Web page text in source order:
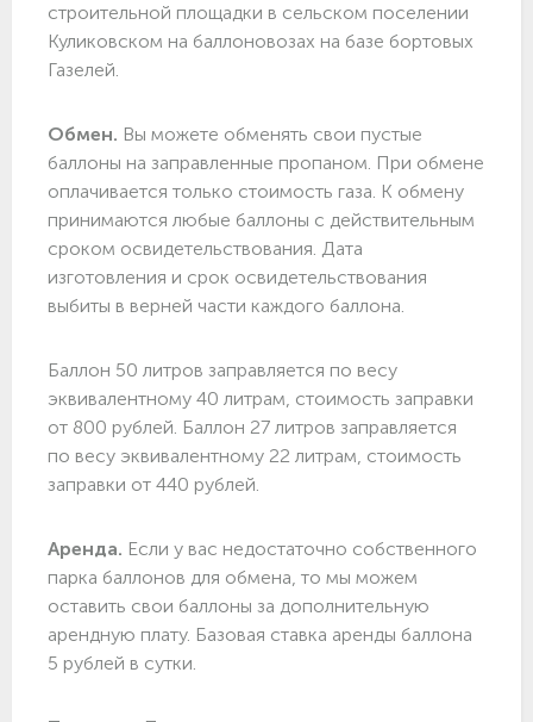
строительной площадки в сельском поселении
Куликовском на баллоновозах на базе бортовых
Газелей.
Обмен. Вы можете обменять свои пустые
баллоны на заправленные пропаном. При обмене
оплачивается только стоимость газа. К обмену
принимаются любые баллоны с действительным
сроком освидетельствования. Дата
изготовления и срок освидетельствования
выбиты в верней части каждого баллона.
Баллон 50 литров заправляется по весу
эквивалентному 40 литрам, стоимость заправки
от 800 рублей. Баллон 27 литров заправляется
по весу эквивалентному 22 литрам, стоимость
заправки от 440 рублей.
Аренда. Если у вас недостаточно собственного
парка баллонов для обмена, то мы можем
оставить свои баллоны за дополнительную
арендную плату. Базовая ставка аренды баллона
5 рублей в сутки.